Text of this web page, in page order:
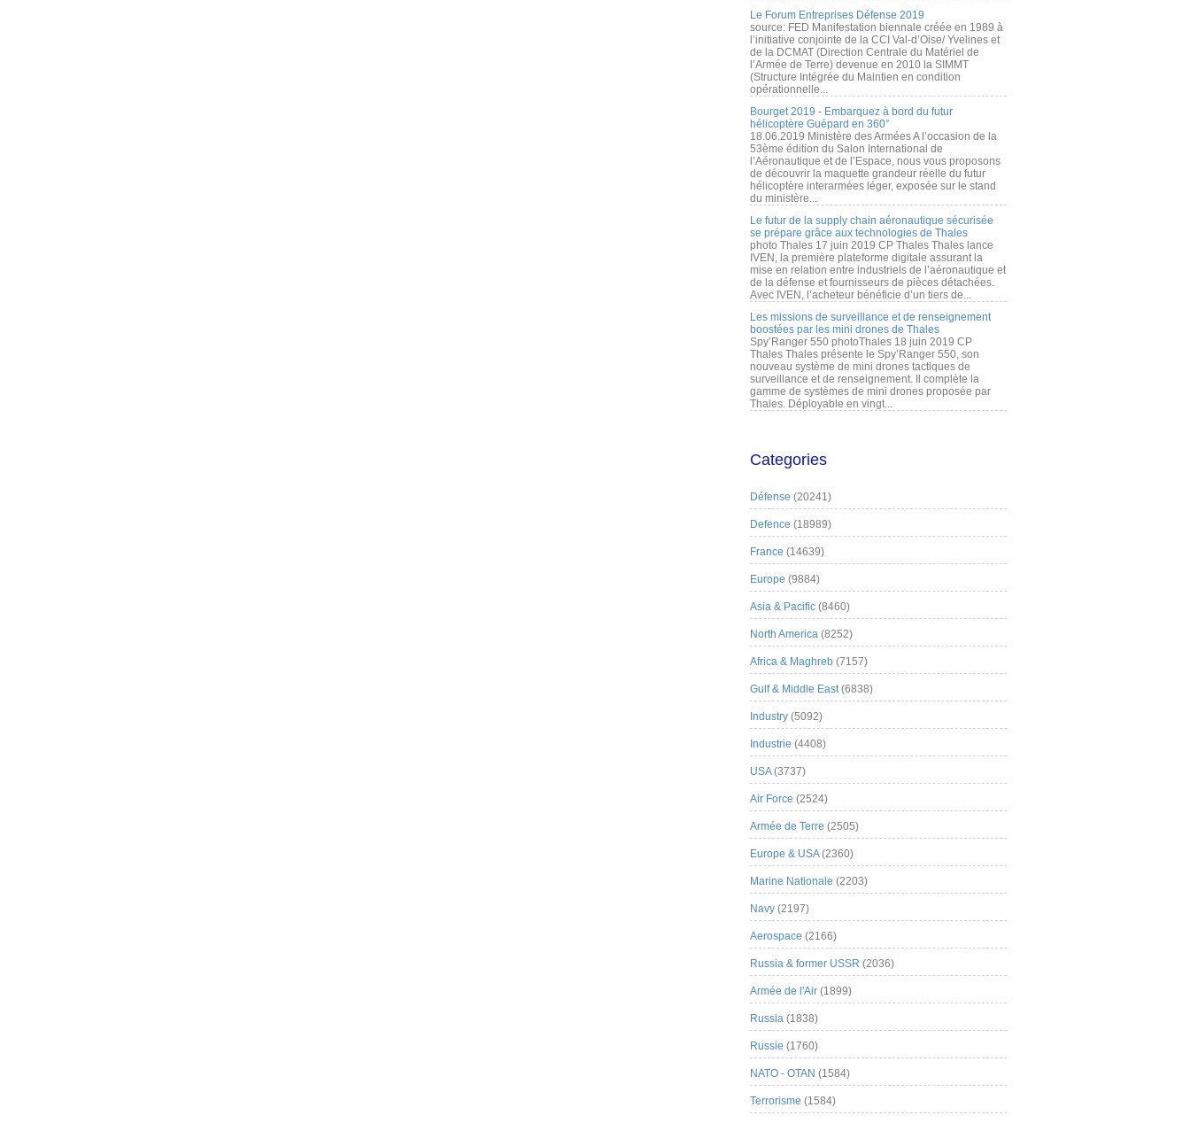
Le Forum Entreprises Défense 2019
source: FED Manifestation biennale créée en 1989 à
l’initiative conjointe de la CCI Val-d’Oise/ Yvelines et
de la DCMAT (Direction Centrale du Matériel de
l’Armée de Terre) devenue en 2010 la SIMMT
(Structure Intégrée du Maintien en condition
opérationnelle...
Bourget 2019 - Embarquez à bord du futur
hélicoptère Guépard en 360°
18.06.2019 Ministère des Armées A l’occasion de la
53ème édition du Salon International de
l’Aéronautique et de l’Espace, nous vous proposons
de découvrir la maquette grandeur réelle du futur
hélicoptère interarmées léger, exposée sur le stand
du ministère...
Le futur de la supply chain aéronautique sécurisée
se prépare grâce aux technologies de Thales
photo Thales 17 juin 2019 CP Thales Thales lance
IVEN, la première plateforme digitale assurant la
mise en relation entre industriels de l’aéronautique et
de la défense et fournisseurs de pièces détachées.
Avec IVEN, l’acheteur bénéficie d’un tiers de...
Les missions de surveillance et de renseignement
boostées par les mini drones de Thales
Spy’Ranger 550 photoThales 18 juin 2019 CP
Thales Thales présente le Spy’Ranger 550, son
nouveau système de mini drones tactiques de
surveillance et de renseignement. Il complète la
gamme de systèmes de mini drones proposée par
Thales. Déployable en vingt...
Categories
Défense (20241)
Defence (18989)
France (14639)
Europe (9884)
Asia & Pacific (8460)
North America (8252)
Africa & Maghreb (7157)
Gulf & Middle East(6838)
Industry (5092)
Industrie (4408)
USA(3737)
Air Force (2524)
Armée de Terre (2505)
Europe & USA(2360)
Marine Nationale (2203)
Navy (2197)
Aerospace (2166)
Russia & former USSR (2036)
Armée de l'Air (1899)
Russia (1838)
Russie (1760)
NATO - OTAN (1584)
Terrorisme (1584)